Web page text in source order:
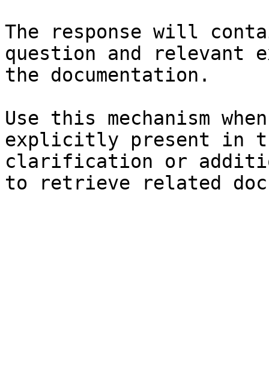
The response will
question and relevant
the documentation.
Use this mechanism
explicitly present in
clarification or